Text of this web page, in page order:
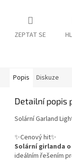
ZEPTAT SE
Popis Diskuze
Detailní popis
Solární Garland
✨Cenový hit✨
Solární girlanda o
ideálním řešením